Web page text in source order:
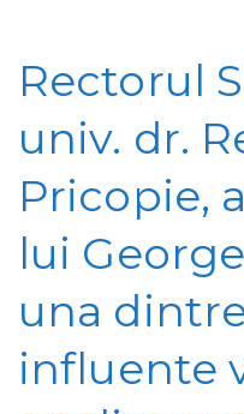
Rectorul
univ. dr.
Pricopie,
lui
una
influente